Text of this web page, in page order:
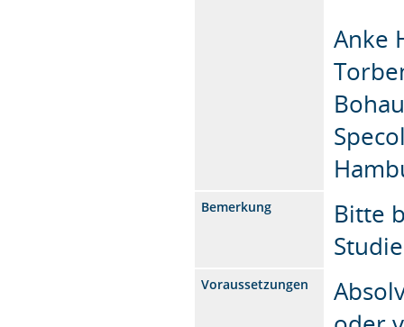
Anke
Bemerkung
Bitte
Voraussetzungen